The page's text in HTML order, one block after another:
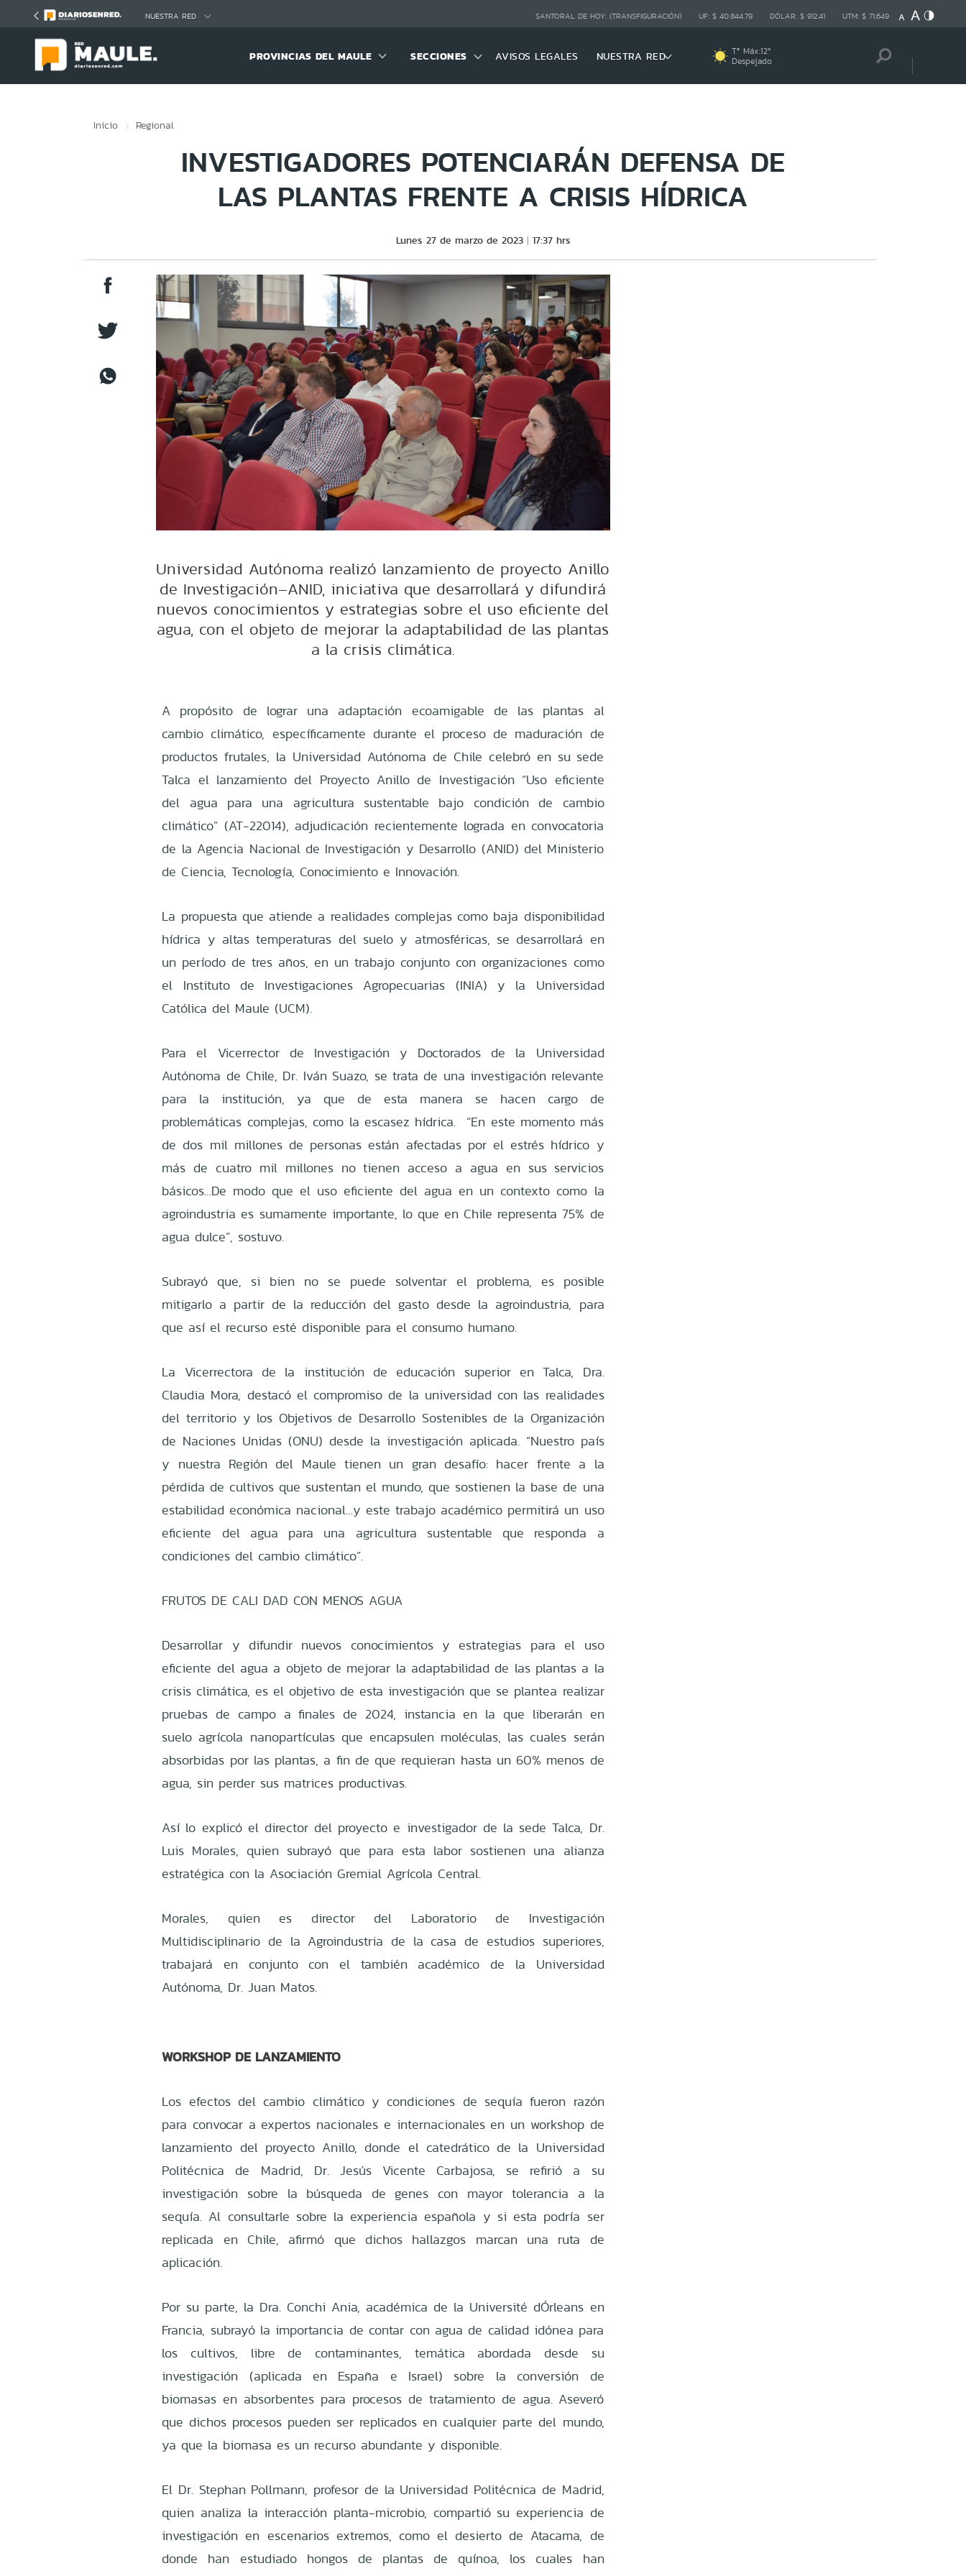
NUESTRA RED SANTORAL DE HOY: (TRANSFIGURACIÓN) UF: $ 40.844,79 DÓLAR: $ 912,41 UTM: $ 71.649
PROVINCIAS DEL MAULE SECCIONES AVISOS LEGALES NUESTRA RED Tª Máx:12º
Despejado
Inicio Regional
INVESTIGADORES POTENCIARÁN DEFENSA DE
LAS PLANTAS FRENTE A CRISIS HÍDRICA
Lunes 27 de marzo de 2023 17:37 hrs
Universidad Autónoma realizó lanzamiento de proyecto Anillo
de Investigación–ANID, iniciativa que desarrollará y difundirá
nuevos conocimientos y estrategias sobre el uso eficiente del
agua, con el objeto de mejorar la adaptabilidad de las plantas
a la crisis climática.
A propósito de lograr una adaptación ecoamigable de las plantas al
cambio climático, específicamente durante el proceso de maduración de
productos frutales, la Universidad Autónoma de Chile celebró en su sede
Talca el lanzamiento del Proyecto Anillo de Investigación “Uso eficiente
del agua para una agricultura sustentable bajo condición de cambio
climático” (AT-22014), adjudicación recientemente lograda en convocatoria
de la Agencia Nacional de Investigación y Desarrollo (ANID) del Ministerio
de Ciencia, Tecnología, Conocimiento e Innovación.
La propuesta que atiende a realidades complejas como baja disponibilidad
hídrica y altas temperaturas del suelo y atmosféricas, se desarrollará en
un período de tres años, en un trabajo conjunto con organizaciones como
el Instituto de Investigaciones Agropecuarias (INIA) y la Universidad
Católica del Maule (UCM).
Para el Vicerrector de Investigación y Doctorados de la Universidad
Autónoma de Chile, Dr. Iván Suazo, se trata de una investigación relevante
para la institución, ya que de esta manera se hacen cargo de
problemáticas complejas, como la escasez hídrica. “En este momento más
de dos mil millones de personas están afectadas por el estrés hídrico y
más de cuatro mil millones no tienen acceso a agua en sus servicios
básicos…De modo que el uso eficiente del agua en un contexto como la
agroindustria es sumamente importante, lo que en Chile representa 75% de
agua dulce”, sostuvo.
Subrayó que, si bien no se puede solventar el problema, es posible
mitigarlo a partir de la reducción del gasto desde la agroindustria, para
que así el recurso esté disponible para el consumo humano.
La Vicerrectora de la institución de educación superior en Talca, Dra.
Claudia Mora, destacó el compromiso de la universidad con las realidades
del territorio y los Objetivos de Desarrollo Sostenibles de la Organización
de Naciones Unidas (ONU) desde la investigación aplicada. “Nuestro país
y nuestra Región del Maule tienen un gran desafío: hacer frente a la
pérdida de cultivos que sustentan el mundo, que sostienen la base de una
estabilidad económica nacional…y este trabajo académico permitirá un uso
eficiente del agua para una agricultura sustentable que responda a
condiciones del cambio climático”.
FRUTOS DE CALI DAD CON MENOS AGUA
Desarrollar y difundir nuevos conocimientos y estrategias para el uso
eficiente del agua a objeto de mejorar la adaptabilidad de las plantas a la
crisis climática, es el objetivo de esta investigación que se plantea realizar
pruebas de campo a finales de 2024, instancia en la que liberarán en
suelo agrícola nanopartículas que encapsulen moléculas, las cuales serán
absorbidas por las plantas, a fin de que requieran hasta un 60% menos de
agua, sin perder sus matrices productivas.
Así lo explicó el director del proyecto e investigador de la sede Talca, Dr.
Luis Morales, quien subrayó que para esta labor sostienen una alianza
estratégica con la Asociación Gremial Agrícola Central.
Morales, quien es director del Laboratorio de Investigación
Multidisciplinario de la Agroindustria de la casa de estudios superiores,
trabajará en conjunto con el también académico de la Universidad
Autónoma, Dr. Juan Matos.
WORKSHOP DE LANZAMIENTO
Los efectos del cambio climático y condiciones de sequía fueron razón
para convocar a expertos nacionales e internacionales en un workshop de
lanzamiento del proyecto Anillo, donde el catedrático de la Universidad
Politécnica de Madrid, Dr. Jesús Vicente Carbajosa, se refirió a su
investigación sobre la búsqueda de genes con mayor tolerancia a la
sequía. Al consultarle sobre la experiencia española y si esta podría ser
replicada en Chile, afirmó que dichos hallazgos marcan una ruta de
aplicación.
Por su parte, la Dra. Conchi Ania, académica de la Université dÓrleans en
Francia, subrayó la importancia de contar con agua de calidad idónea para
los cultivos, libre de contaminantes, temática abordada desde su
investigación (aplicada en España e Israel) sobre la conversión de
biomasas en absorbentes para procesos de tratamiento de agua. Aseveró
que dichos procesos pueden ser replicados en cualquier parte del mundo,
ya que la biomasa es un recurso abundante y disponible.
El Dr. Stephan Pollmann, profesor de la Universidad Politécnica de Madrid,
quien analiza la interacción planta-microbio, compartió su experiencia de
investigación en escenarios extremos, como el desierto de Atacama, de
donde han estudiado hongos de plantas de quínoa, los cuales han